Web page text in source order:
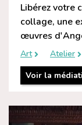
Libérez votre
collage, une
œuvres
Art Atelier
Voir la